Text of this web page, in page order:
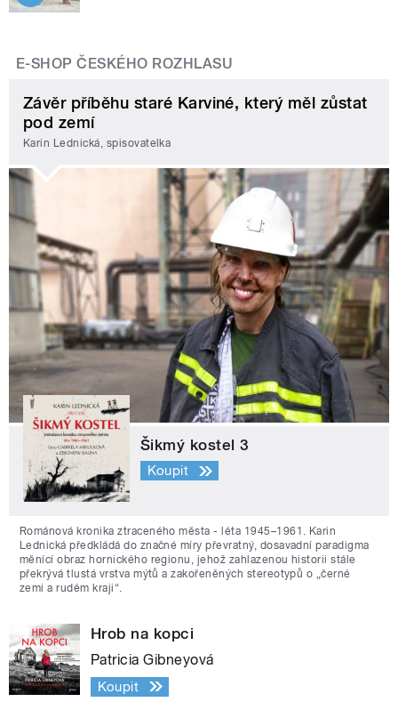
E-SHOP ČESKÉHO ROZHLASU
Závěr příběhu staré Karviné, který měl zůstat
pod zemí
Karin Lednická, spisovatelka
Šikmý kostel 3
Koupit
Románová kronika ztraceného města - léta 1945–1961. Karin
Lednická předkládá do značné míry převratný, dosavadní paradigma
měnící obraz hornického regionu, jehož zahlazenou historii stále
překrývá tlustá vrstva mýtů a zakořeněných stereotypů o „černé
zemi a rudém kraji“.
Hrob na kopci
Patricia Gibneyová
Koupit